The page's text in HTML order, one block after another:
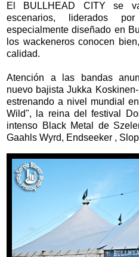
El BULLHEAD CITY se
escenarios, liderados
especialmente diseñado en
los wackeneros conocen
calidad.
Atención a las bandas
nuevo bajista Jukka
estrenando a nivel mundial
Wild", la reina del festival
intenso Black Metal de
Gaahls Wyrd, Endseeker ,